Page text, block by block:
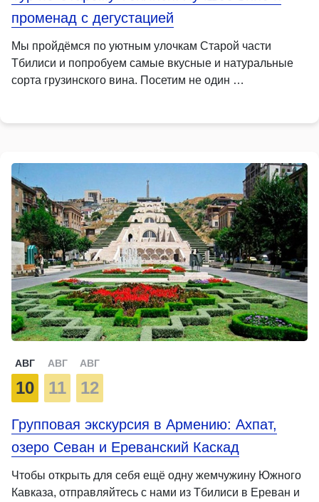
променад с дегустацией
Мы пройдёмся по уютным улочкам Старой части
Тбилиси и попробуем самые вкусные и натуральные
сорта грузинского вина. Посетим не один …
АВГ
10
АВГ
11
АВГ
12
Групповая экскурсия в Армению: Ахпат,
озеро Севан и Ереванский Каскад
Чтобы открыть для себя ещё одну жемчужину Южного
Кавказа, отправляйтесь с нами из Тбилиси в Ереван и